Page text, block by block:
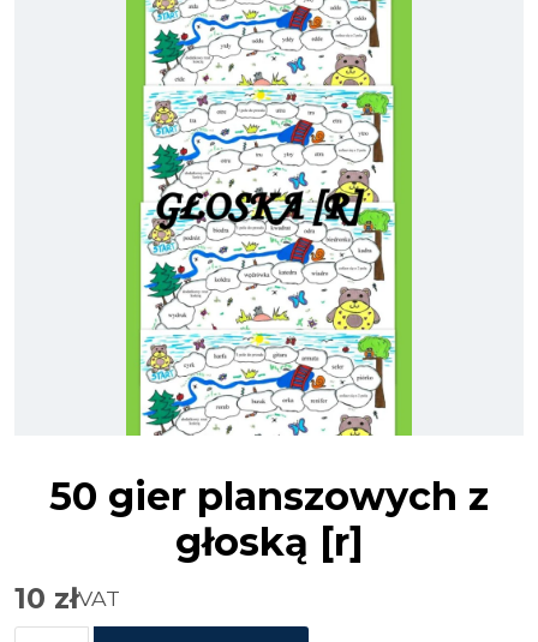
50 gier planszowych z
głoską [r]
10 złVAT